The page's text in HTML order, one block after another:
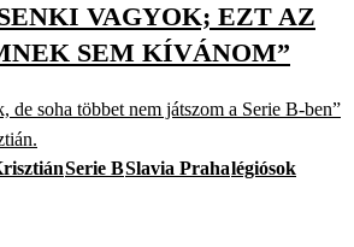
VAGYOK; EZT AZ
SEM KÍVÁNOM”
de soha többet nem játszom a Serie B-ben”
Serie BSlavia Prahalégiósok